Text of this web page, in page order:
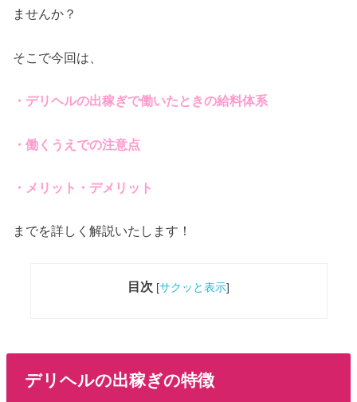
ませんか？
そこで今回は、
・ デリヘルの出稼ぎで働いたときの給料体系
・働くうえでの注意点
・メリット・デメリット
までを詳しく解説いたします！
目次 [サクッと表示]
デリヘルの出稼ぎの特徴